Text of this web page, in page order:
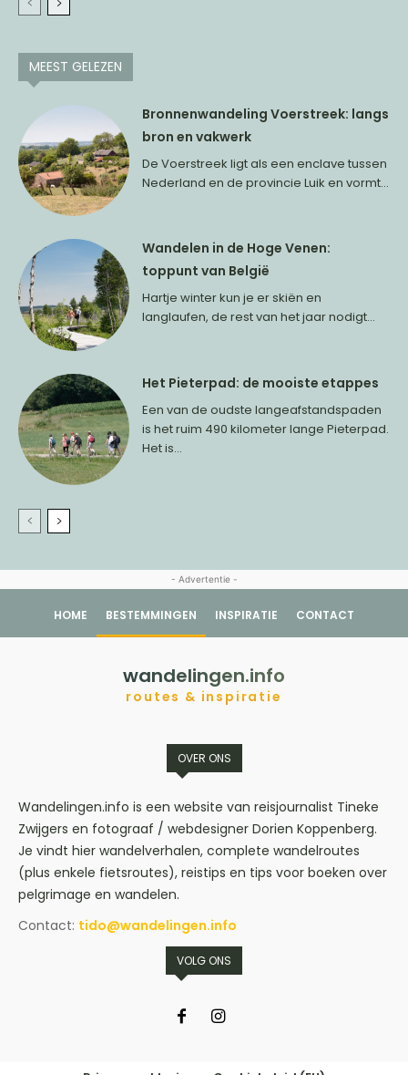
MEEST GELEZEN
Bronnenwandeling Voerstreek: langs
bron en vakwerk
De Voerstreek ligt als een enclave tussen
Nederland en de provincie Luik en vormt...
Wandelen in de Hoge Venen:
toppunt van België
Hartje winter kun je er skiën en
langlaufen, de rest van het jaar nodigt...
Het Pieterpad: de mooiste etappes
Een van de oudste langeafstandspaden
is het ruim 490 kilometer lange Pieterpad.
Het is...
- Advertentie -
HOME BESTEMMINGEN INSPIRATIE CONTACT
wandelingen.info
routes & inspiratie
OVER ONS
Wandelingen.info is een website van reisjournalist Tineke
Zwijgers en fotograaf / webdesigner Dorien Koppenberg.
Je vindt hier wandelverhalen, complete wandelroutes
(plus enkele fietsroutes), reistips en tips voor boeken over
pelgrimage en wandelen.
Contact: tido@wandelingen.info
VOLG ONS